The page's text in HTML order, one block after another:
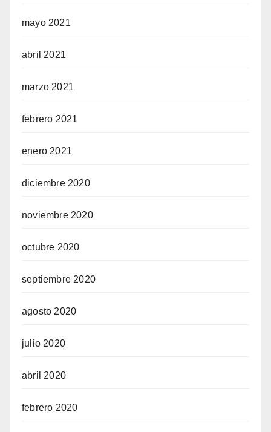
mayo 2021
abril 2021
marzo 2021
febrero 2021
enero 2021
diciembre 2020
noviembre 2020
octubre 2020
septiembre 2020
agosto 2020
julio 2020
abril 2020
febrero 2020